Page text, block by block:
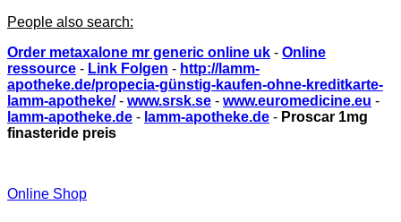
People also search:
Order metaxalone mr generic online uk - Online
ressource - Link Folgen - http://lamm-
apotheke.de/propecia-günstig-kaufen-ohne-kreditkarte-
lamm-apotheke/- www.srsk.se - www.euromedicine.eu -
lamm-apotheke.de - lamm-apotheke.de - Proscar 1mg
finasteride preis
Online Shop